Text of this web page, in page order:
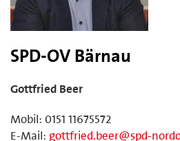
SPD-OV Bärnau
Gottfried Beer
Mobil: 0151 11675572
E-Mail: gottfried.beer@spd-